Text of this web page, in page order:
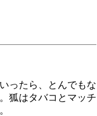
ったら、とんでもな
狐はタバコとマッチ